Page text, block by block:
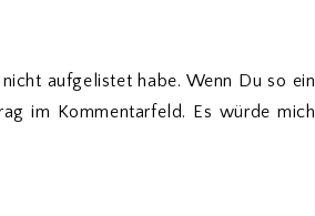
aufgelistet habe. Wenn Du so ein
im Kommentarfeld. Es würde mich